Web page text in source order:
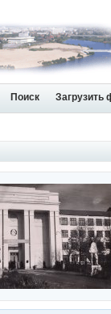
Поиск Загрузить